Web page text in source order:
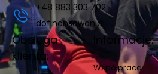
+48 883 303 702 -
dofinansowania
Obsługa
klienta:
Informacje:
Współpraca